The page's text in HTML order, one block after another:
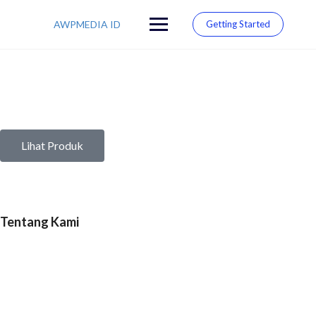
AWPMEDIA ID Getting Started
Lihat Produk
Tentang Kami